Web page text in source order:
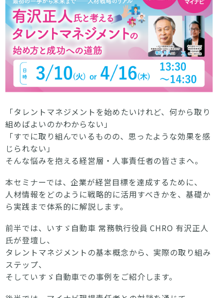
「タレントマネジメントを始めたいけれど、何から取り
組めばよいのかわからない」
「すでに取り組んでいるものの、思ったような効果を感
じられない」
そんな悩みを抱える経営層・人事責任者の皆さまへ。
本セミナーでは、企業が経営目標を達成するために、
人材情報をどのように戦略的に活用すべきかを、基礎か
ら実践まで体系的に解説します。
前半では、いすゞ自動車 常務執行役員 CHRO 有沢正人
氏が登壇し、
タレントマネジメントの基本概念から、実際の取り組み
ステップ、
そしていすゞ自動車での事例をご紹介します。